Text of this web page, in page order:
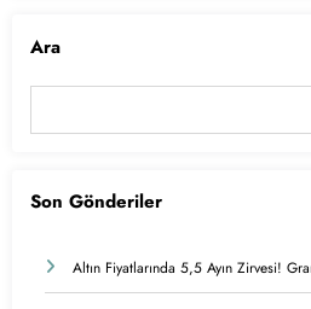
Ara
Son Gönderiler
Altın Fiyatlarında 5,5 Ayın Zirvesi!